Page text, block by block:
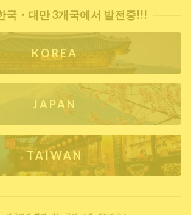
국・대만 3개국에서 발전중!!!
KOREA
JAPAN
TAIWAN